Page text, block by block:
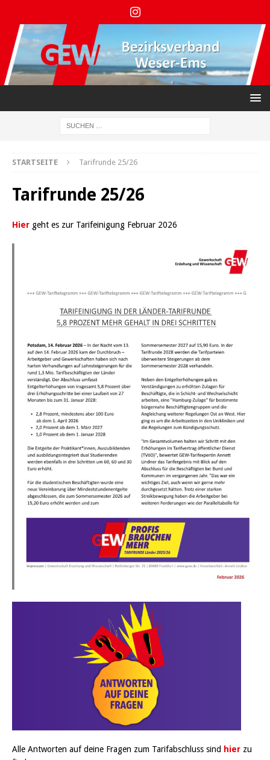
STARTSEITE Tarifrunde 25/26
Tarifrunde 25/26
Hier geht es zur Tarifeinigung Februar 2026
Alle Antworten auf deine Fragen zum Tarifabschluss sind hier zu